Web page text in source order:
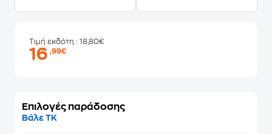
Τιμή εκδότη : 18,80€
16,99€
Επιλογές παράδοσης
Βάλε ΤΚ